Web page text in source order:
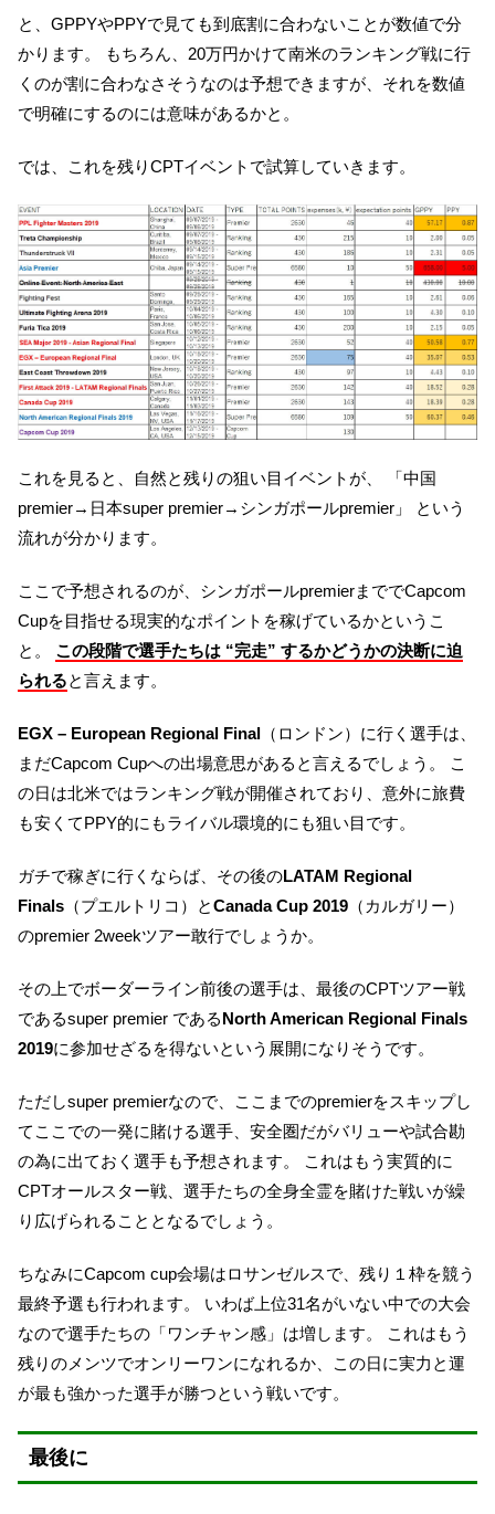
と、GPPYやPPYで見ても到底割に合わないことが数値で分
かります。 もちろん、20万円かけて南米のランキング戦に行
くのが割に合わなさそうなのは予想できますが、それを数値
で明確にするのには意味があるかと。
では、これを残りCPTイベントで試算していきます。
これを見ると、自然と残りの狙い目イベントが、 「中国
premier→日本super premier→シンガポールpremier」 という
流れが分かります。
ここで予想されるのが、シンガポールpremierまででCapcom
Cupを目指せる現実的なポイントを稼げているかというこ
と。 この段階で選手たちは “完走” するかどうかの決断に迫
られると言えます。
EGX – European Regional Final （ロンドン）に行く選手は、
まだCapcom Cupへの出場意思があると言えるでしょう。 こ
の日は北米ではランキング戦が開催されており、意外に旅費
も安くてPPY的にもライバル環境的にも狙い目です。
ガチで稼ぎに行くならば、その後のLATAM Regional
Finals （プエルトリコ）とCanada Cup 2019 （カルガリー）
のpremier 2weekツアー敢行でしょうか。
その上でボーダーライン前後の選手は、最後のCPTツアー戦
であるsuper premier であるNorth American Regional Finals
2019に参加せざるを得ないという展開になりそうです。
ただしsuper premierなので、ここまでのpremierをスキップし
てここでの一発に賭ける選手、安全圏だがバリューや試合勘
の為に出ておく選手も予想されます。 これはもう実質的に
CPTオールスター戦、選手たちの全身全霊を賭けた戦いが繰
り広げられることとなるでしょう。
ちなみにCapcom cup会場はロサンゼルスで、残り１枠を競う
最終予選も行われます。 いわば上位31名がいない中での大会
なので選手たちの「ワンチャン感」は増します。 これはもう
残りのメンツでオンリーワンになれるか、この日に実力と運
が最も強かった選手が勝つという戦いです。
最後に